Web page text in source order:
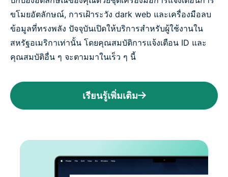
ขโมยอัตลักษณ์, การเฝ้าระวัง dark web และเครื่องมือลบ
ข้อมูลที่ทรงพลัง ปัจจุบันเปิดให้บริการสำหรับผู้ใช้งานใน
สหรัฐอเมริกาเท่านั้น โดยคุณสมบัติการแจ้งเตือน ID และ
คุณสมบัติอื่น ๆ จะตามมาในเร็ว ๆ นี้
เรียนรู้เพิ่มเติม